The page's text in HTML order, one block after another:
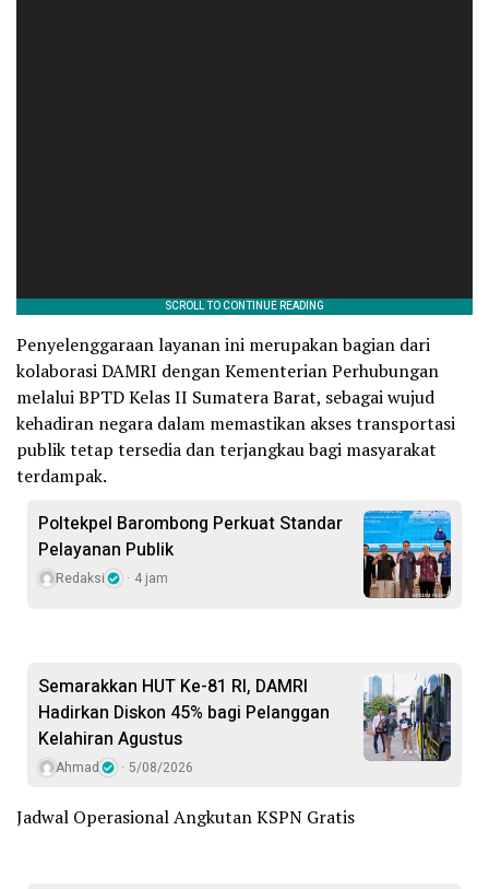
Penyelenggaraan layanan ini merupakan bagian dari
kolaborasi DAMRI dengan Kementerian Perhubungan
melalui BPTD Kelas II Sumatera Barat, sebagai wujud
kehadiran negara dalam memastikan akses transportasi
publik tetap tersedia dan terjangkau bagi masyarakat
terdampak.
Poltekpel Barombong Perkuat Standar
Pelayanan Publik
Redaksi 4 jam
Semarakkan HUT Ke-81 RI, DAMRI
Hadirkan Diskon 45% bagi Pelanggan
Kelahiran Agustus
Ahmad 5/08/2026
Jadwal Operasional Angkutan KSPN Gratis